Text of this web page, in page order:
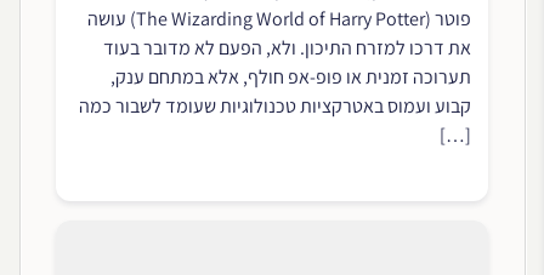
פוטר (The Wizarding World of Harry Potter) עושה
את דרכו למזרח התיכון. ולא, הפעם לא מדובר בעוד
תערוכה זמנית או פופ-אפ חולף, אלא במתחם ענק,
קבוע ועמוס באטרקציות טכנולוגיות שעומד לשבור כמה
[…]